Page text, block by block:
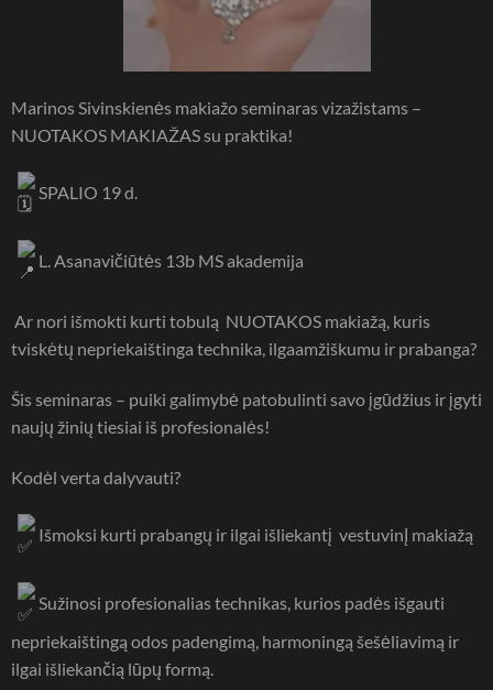
Marinos Sivinskienės makiažo seminaras vizažistams –
NUOTAKOS MAKIAŽAS su praktika!
SPALIO 19 d.
L. Asanavičiūtės 13b MS akademija
Ar nori išmokti kurti tobulą NUOTAKOS makiažą, kuris
tviskėtų nepriekaištinga technika, ilgaamžiškumu ir prabanga?
Šis seminaras – puiki galimybė patobulinti savo įgūdžius ir įgyti
naujų žinių tiesiai iš profesionalės!
Kodėl verta dalyvauti?
Išmoksi kurti prabangų ir ilgai išliekantį vestuvinĮ makiažą
Sužinosi profesionalias technikas, kurios padės išgauti
nepriekaištingą odos padengimą, harmoningą šešėliavimą ir
ilgai išliekančią lūpų formą.